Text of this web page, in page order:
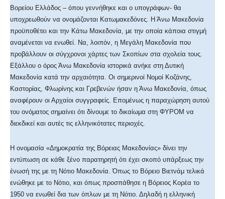
Βορείου Ελλάδος – όπου γεννήθηκε και ο υπογράφων- θα
υποχρεωθούν να ονομάζονται Κατωμακεδόνες. Η Άνω Μακεδονία
προϋποθέτει και την Κάτω Μακεδονία, με την οποία κάποια στιγμή
αναμένεται να ενωθεί. Να, λοιπόν, η Μεγάλη Μακεδονία που
προβάλλουν οι σύγχρονοι χάρτες των Σκοπίων στα σχολεία τους.
Εξάλλου ο όρος Άνω Μακεδονία ιστορικά ανήκε στη Δυτική
Μακεδονία κατά την αρχαιότητα. Οι σημερινοί Νομοί Κοζάνης,
Καστορίας, Φλωρίνης και Γρεβενών ήσαν η Άνω Μακεδονία, όπως
αναφέρουν οι Αρχαίοι συγγραφείς. Επομένως η παραχώρηση αυτού
του ονόματος σημαίνει ότι δίνουμε το δικαίωμα στη ΦΥΡΟΜ να
διεκδικεί και αυτές τις ελληνικότατες περιοχές.
Η ονομασία «Δημοκρατία της Βόρειας Μακεδονίας» δίνει την
εντύπωση σε κάθε ξένο παρατηρητή ότι έχει σκοπό υπάρξεως την
ένωσή της με τη Νότιο Μακεδονία. Όπως το Βόρειο Βιετνάμ τελικά
ενώθηκε με το Νότιο, και όπως προσπάθησε η Βόρειος Κορέα το
1950 να ενωθεί δια των όπλων με τη Νότιο. Δηλαδή η ελληνική